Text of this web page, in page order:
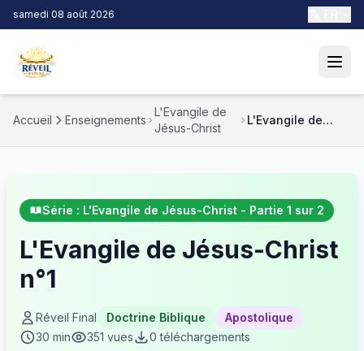
samedi 08 août 2026
Accueil Enseignements
L'Evangile de
Jésus-Christ
L'Evangile de
Série : L'Evangile de Jésus-Christ - Partie 1 sur 2
L'Evangile de Jésus-Christ
n°1
Réveil Final Doctrine Biblique
Apostolique
30 min
351 vues 0 téléchargements